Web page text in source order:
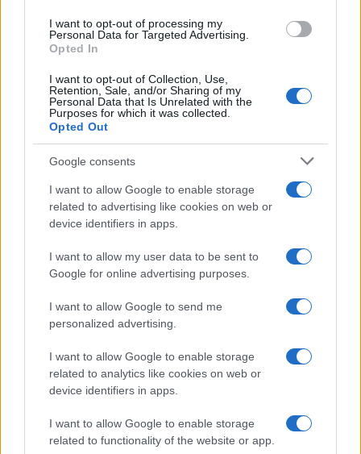
I want to opt-out of processing my
Personal Data for Targeted Advertising.
Opted In
I want to opt-out of Collection, Use,
Retention, Sale, and/or Sharing of my
Personal Data that Is Unrelated with the
Purposes for which it was collected.
Opted Out
Google consents
I want to allow Google to enable storage
related to advertising like cookies on web or
device identifiers in apps.
I want to allow my user data to be sent to
Google for online advertising purposes.
I want to allow Google to send me
personalized advertising.
I want to allow Google to enable storage
related to analytics like cookies on web or
device identifiers in apps.
I want to allow Google to enable storage
related to functionality of the website or app.
Come la fibra ottica sta rivoluzionando i data center
per l’AI
Andrea Innocenti · 9 Ago 2026